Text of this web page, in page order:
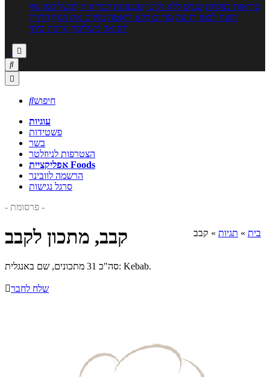
בריאות בצלחת טעים ללא גלוטן טבעונות לבריאות לבשל כמו שף
תזונה לבטן רגועה מרזים ללא דיאטה מזיזים את הגוף הרזיה
ורפואה משלימה גורמה ביתי



חיפוש
עוגיות
פשטידות
בשר
הצטרפות לניוזלטר
אפליקציית Foods
הרשמה לוובינר
סרגל נגישות
- פרסומת -
בית » תגיות » קבב קבב, מתכון לקבב
סה"כ 31 מתכונים, שם באנגלית: Kebab.
שלח לחבר